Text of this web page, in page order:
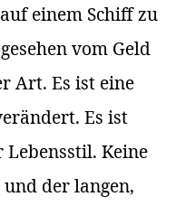
einem Schiff zu
vom Geld
Art. Es ist eine
Es ist
Lebensstil. Keine
der langen,